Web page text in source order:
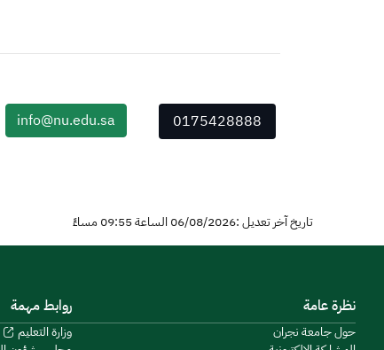
0175428888
info@nu.edu.sa
تاريخ آخر تعديل :06/08/2026 الساعة 09:55 مساءً
نظرة عامة
حول جامعة نجران
روابط مهمة
وزارة التعليم